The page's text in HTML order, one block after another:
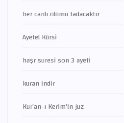
her canlı ölümü tadacaktır
Ayetel Kürsi
haşr suresi son 3 ayeti
kuran indir
Kur'an-ı Kerim'in juz